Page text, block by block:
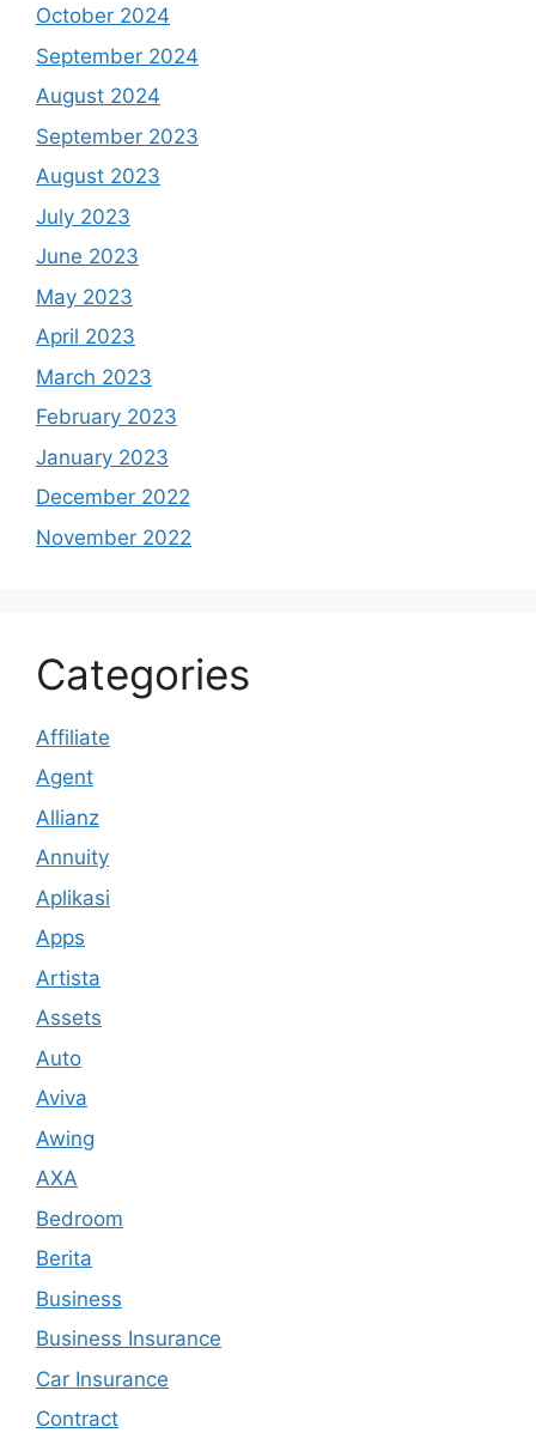
October 2024
September 2024
August 2024
September 2023
August 2023
July 2023
June 2023
May 2023
April 2023
March 2023
February 2023
January 2023
December 2022
November 2022
Categories
Affiliate
Agent
Allianz
Annuity
Aplikasi
Apps
Artista
Assets
Auto
Aviva
Awing
AXA
Bedroom
Berita
Business
Business Insurance
Car Insurance
Contract